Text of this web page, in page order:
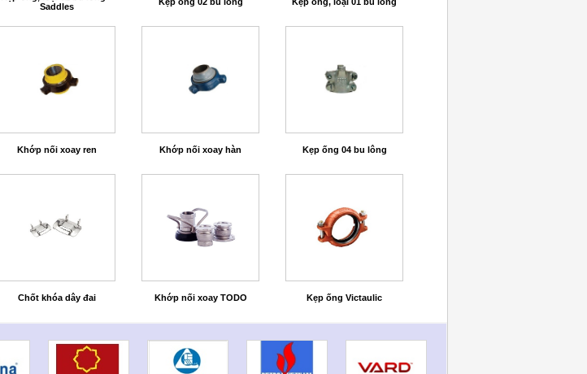
Saddles
Khớp nối xoay ren Khớp nối xoay hàn Kẹp ống 04 bu lông
Chốt khóa dây đai Khớp nối xoay TODO Kẹp ống Victaulic